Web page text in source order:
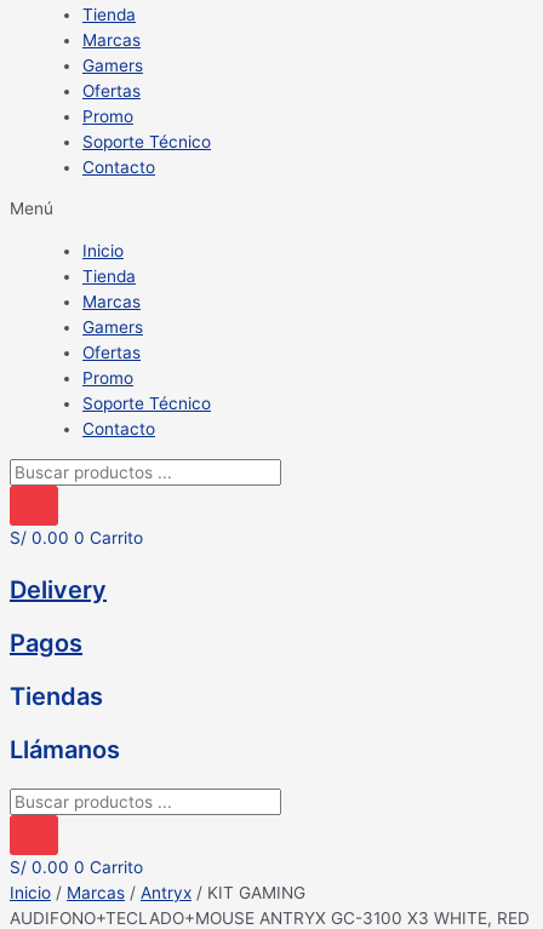
Tienda
Marcas
Gamers
Ofertas
Promo
Soporte Técnico
Contacto
Menú
Inicio
Tienda
Marcas
Gamers
Ofertas
Promo
Soporte Técnico
Contacto
Búsqueda
productos
S/ 0.00 0 Carrito
Delivery
Pagos
Tiendas
Llámanos
Búsqueda
productos
S/ 0.00 0 Carrito
Inicio / Marcas / Antryx / KIT GAMING
AUDIFONO+TECLADO+MOUSE ANTRYX GC-3100 X3 WHITE, RED